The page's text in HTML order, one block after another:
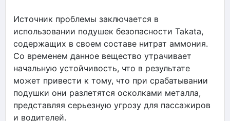
Источник проблемы заключается в
использовании подушек безопасности Takata,
содержащих в своем составе нитрат аммония.
Со временем данное вещество утрачивает
начальную устойчивость, что в результате
может привести к тому, что при срабатывании
подушки они разлетятся осколками металла,
представляя серьезную угрозу для пассажиров
и водителей.